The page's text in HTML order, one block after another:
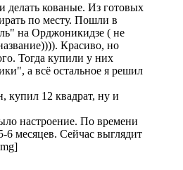
делать кованые. Из готовых
по месту. Пошли в
на Орджоникидзе ( не
Красиво, но
Тогда купили у них
а всё остальное я решил
купил 12 квадрат, ну и
настроение. По времени
6 месяцев. Сейчас выглядит